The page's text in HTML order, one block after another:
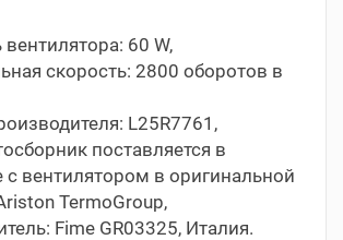
60 W,
скорость: 2800 оборотов в
L25R7761,
поставляется в
с вентилятором в оригинальной
TermoGroup,
Fime GR03325, Италия.